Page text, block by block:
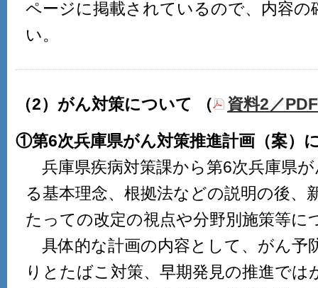
ページに掲載されているので、内容
い。
（2）がん対策について （
資料2／
①第6次兵庫県がん対策推進計画（案）
兵庫県疾病対策課から第6次兵庫県
る基本理念、根拠法などの説明の後、
たっての改定の視点や分野別施策等に
具体的な計画の内容として、がん予
りとたばこ対策、早期発見の推進では